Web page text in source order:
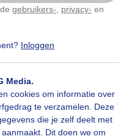
gebruikers- privacy- en
Inloggen
Media.
cookies om informatie over
te verzamelen. Deze
die je zelf deelt met
Dit doen we om
zon en
09-2025, 95x bekeken
te passen